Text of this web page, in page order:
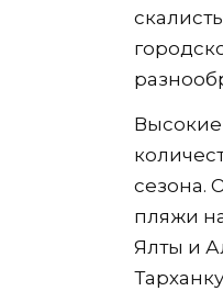
сезона.
пляжи
Ялты и